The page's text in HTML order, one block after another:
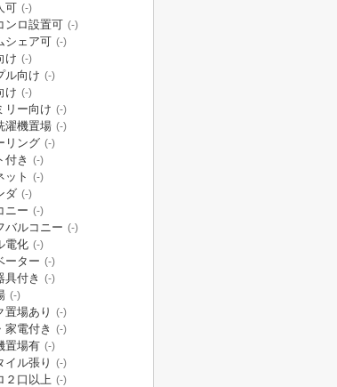
可 (-)
ンロ設置可 (-)
シェア可 (-)
け (-)
ル向け (-)
け (-)
リー向け (-)
濯機置場 (-)
リング (-)
付き (-)
ット (-)
ダ (-)
ニー (-)
バルコニー (-)
電化 (-)
ーター (-)
具付き (-)
(-)
置場あり (-)
家電付き (-)
置場有 (-)
イル張り (-)
２口以上 (-)